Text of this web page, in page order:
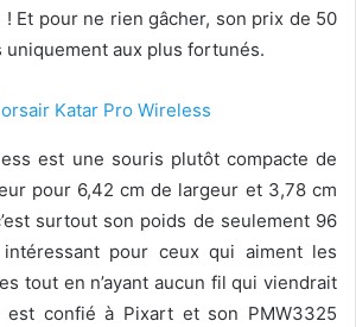
! Et pour ne rien gâcher, son prix de 50
uniquement aux plus fortunés.
est une souris plutôt compacte de
pour 6,42 cm de largeur et 3,78 cm
surtout son poids de seulement 96
pour ceux qui aiment les
tout en n’ayant aucun fil qui viendrait
est confié à Pixart et son PMW3325